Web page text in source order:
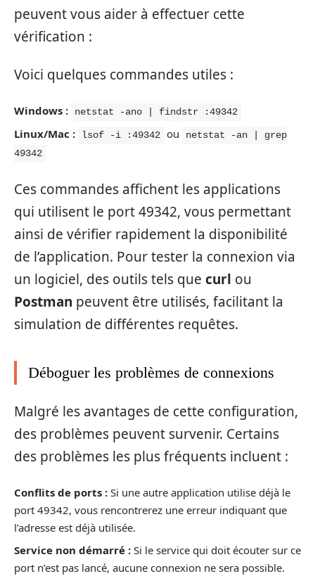
peuvent vous aider à effectuer cette
vérification :
Voici quelques commandes utiles :
Windows : netstat -ano | findstr :49342
Linux/Mac : lsof -i :49342 ou
netstat -an | grep
49342
Ces commandes affichent les applications
qui utilisent le port 49342, vous permettant
ainsi de vérifier rapidement la disponibilité
de l’application. Pour tester la connexion via
un logiciel, des outils tels que curl ou
Postman peuvent être utilisés, facilitant la
simulation de différentes requêtes.
Déboguer les problèmes de connexions
Malgré les avantages de cette configuration,
des problèmes peuvent survenir. Certains
des problèmes les plus fréquents incluent :
Conflits de ports : Si une autre application utilise déjà le
port 49342, vous rencontrerez une erreur indiquant que
l’adresse est déjà utilisée.
Service non démarré : Si le service qui doit écouter sur ce
port n’est pas lancé, aucune connexion ne sera possible.